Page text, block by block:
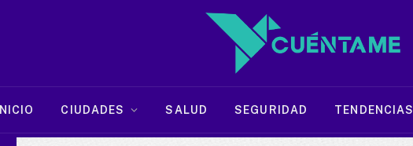
INICIO CIUDADES SALUD SEGURIDAD TENDENCIAS